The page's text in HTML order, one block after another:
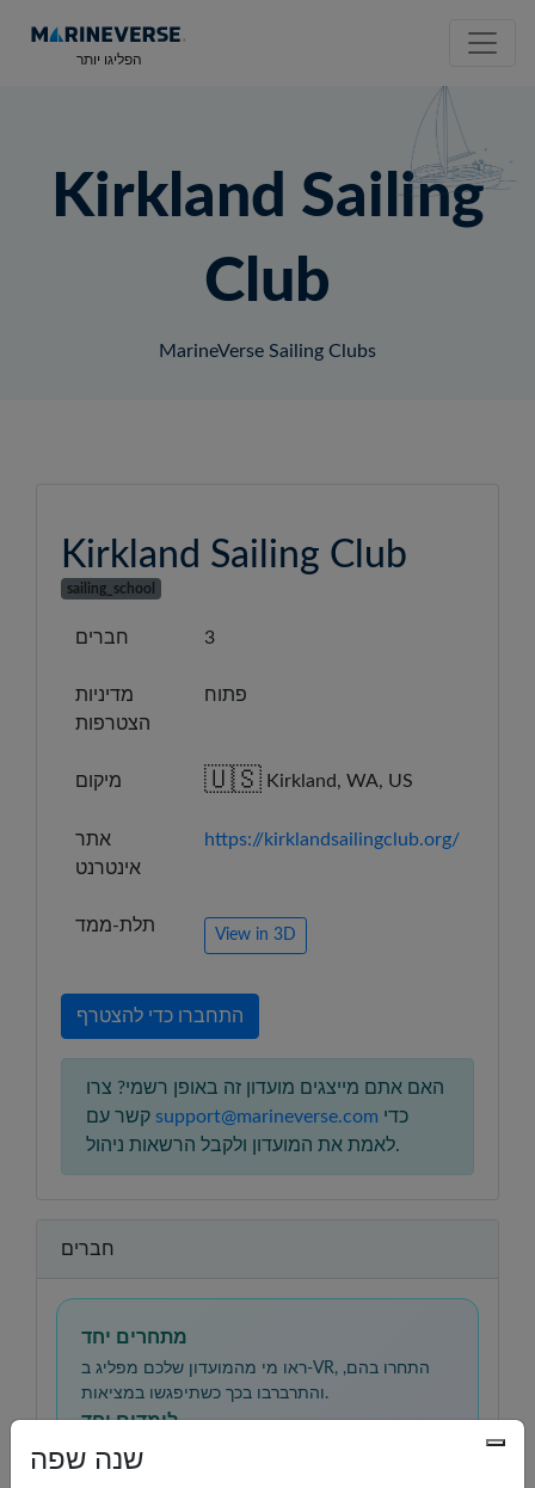
הפליגו יותר
Kirkland Sailing
Club
MarineVerse Sailing Clubs
Kirkland Sailing Club
sailing_school
חברים 3
מדיניות
הצטרפות
פתוח
מיקום 🇺🇸 Kirkland, WA, US
אתר
אינטרנט
https://kirklandsailingclub.org/
תלת-ממד View in 3D
התחברו כדי להצטרף
האם אתם מייצגים מועדון זה באופן רשמי? צרו
קשר עם support@marineverse.com כדי
לאמת את המועדון ולקבל הרשאות ניהול.
חברים
מתחרים יחד
ראו מי מהמועדון שלכם מפליג ב-VR, התחרו בהם,
והתרברבו בכך כשתיפגשו במציאות.
לומדים יחד
תרגלו מיומנויות הפלגה, השוו רשמים, ותמכו זה בזה
שנה שפה